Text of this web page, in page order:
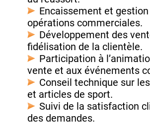
Encaissement et
opérations commerciales.
Développement des
fidélisation de la clientèle.
Participation à
vente et aux événements
Conseil technique sur
et articles de sport.
Suivi de la satisfaction
des demandes.